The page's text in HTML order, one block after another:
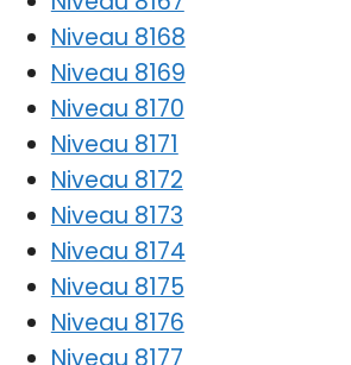
Niveau 8168
Niveau 8169
Niveau 8170
Niveau 8171
Niveau 8172
Niveau 8173
Niveau 8174
Niveau 8175
Niveau 8176
Niveau 8177